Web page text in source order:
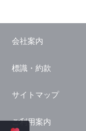
国内観光ガイド
旅行・観光情報
会社案内
標識・約款
サイトマップ
ご利用案内